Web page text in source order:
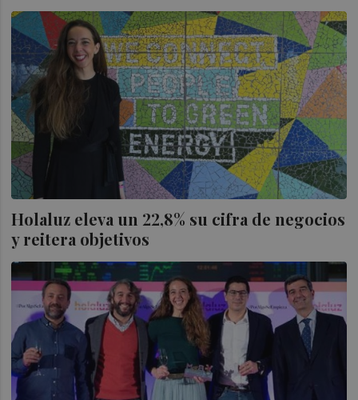
Holaluz eleva un 22,8% su cifra de negocios
y reitera objetivos